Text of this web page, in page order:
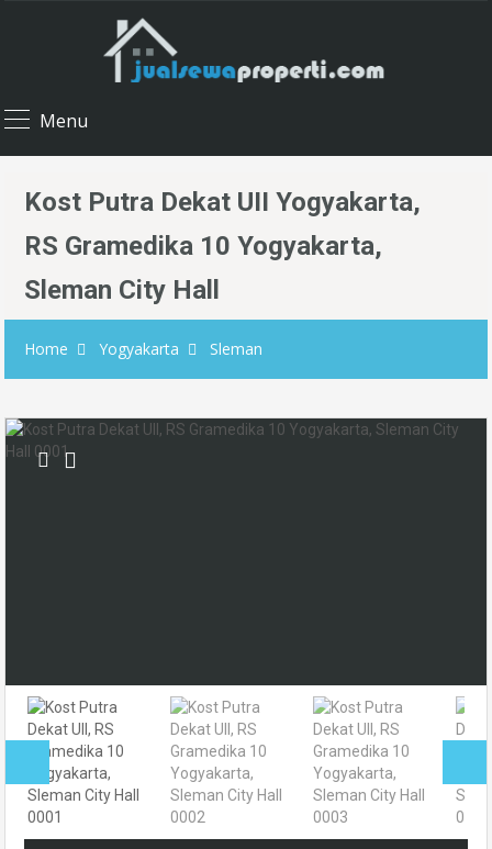
Menu
Kost Putra Dekat UII Yogyakarta,
RS Gramedika 10 Yogyakarta,
Sleman City Hall
Home Yogyakarta Sleman